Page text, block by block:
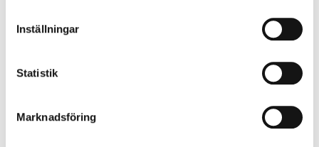
Inställningar
Statistik
Marknadsföring
2024-10-11 | 1 min lästid